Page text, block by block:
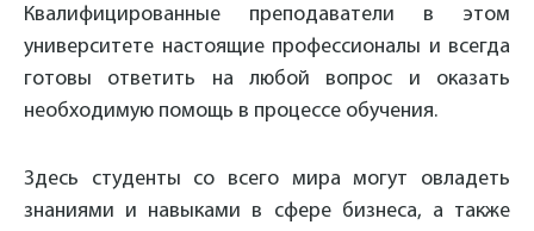
Квалифицированные преподаватели в этом
университете настоящие профессионалы и всегда
готовы ответить на любой вопрос и оказать
необходимую помощь в процессе обучения.
Здесь студенты со всего мира могут овладеть
знаниями и навыками в сфере бизнеса, а также